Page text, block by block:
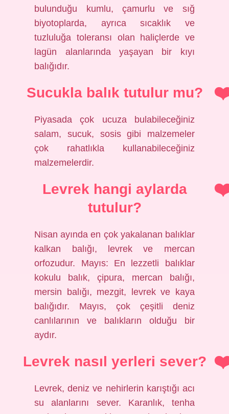
bulunduğu kumlu, çamurlu ve sığ
biyotoplarda, ayrıca sıcaklık ve
tuzluluğa toleransı olan haliçlerde ve
lagün alanlarında yaşayan bir kıyı
balığıdır.
Sucukla balık tutulur mu?
Piyasada çok ucuza bulabileceğiniz
salam, sucuk, sosis gibi malzemeler
çok rahatlıkla kullanabileceğiniz
malzemelerdir.
Levrek hangi aylarda
tutulur?
Nisan ayında en çok yakalanan balıklar
kalkan balığı, levrek ve mercan
orfozudur. Mayıs: En lezzetli balıklar
kokulu balık, çipura, mercan balığı,
mersin balığı, mezgit, levrek ve kaya
balığıdır. Mayıs, çok çeşitli deniz
canlılarının ve balıkların olduğu bir
aydır.
Levrek nasıl yerleri sever?
Levrek, deniz ve nehirlerin karıştığı acı
su alanlarını sever. Karanlık, tenha